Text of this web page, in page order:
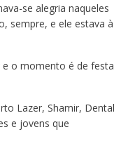
se alegria naqueles
sempre, e ele estava à
o momento é de festa
Lazer, Shamir, Dental
e jovens que